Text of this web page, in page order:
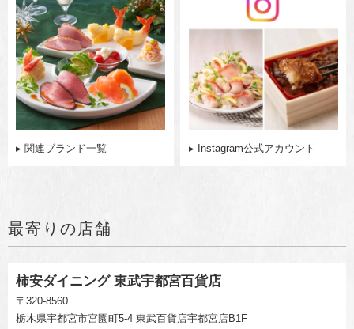
▸ 関連ブランド一覧 ▸ Instagram公式アカウント
最寄りの店舗
柿安ダイニング 東武宇都宮百貨店
〒320-8560
栃木県宇都宮市宮園町5-4 東武百貨店宇都宮店B1F